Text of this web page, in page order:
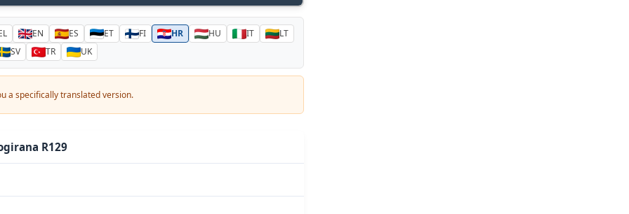
EN ES ET FI HR HU IT
LT
SV
TR UK
a specifically translated version.
R129